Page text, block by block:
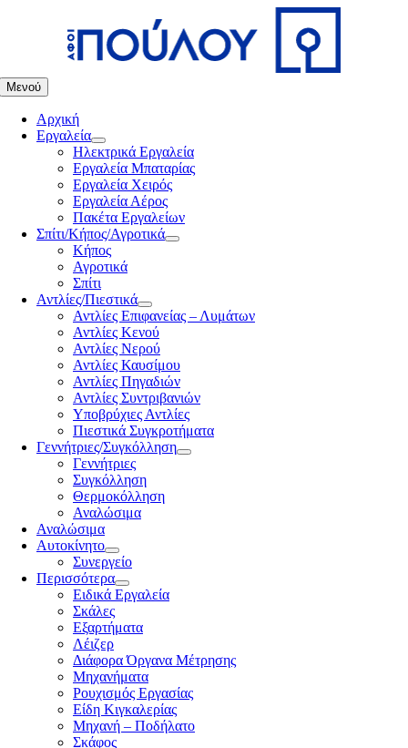
περιεχόμενο
Μενού
Αρχική
Εργαλεία
Ηλεκτρικά Εργαλεία
Εργαλεία Μπαταρίας
Εργαλεία Χειρός
Εργαλεία Αέρος
Πακέτα Εργαλείων
Σπίτι/Κήπος/Αγροτικά
Κήπος
Αγροτικά
Σπίτι
Αντλίες/Πιεστικά
Αντλίες Επιφανείας – Λυμάτων
Αντλίες Κενού
Αντλίες Νερού
Αντλίες Καυσίμου
Αντλίες Πηγαδιών
Αντλίες Συντριβανιών
Υποβρύχιες Αντλίες
Πιεστικά Συγκροτήματα
Γεννήτριες/Συγκόλληση
Γεννήτριες
Συγκόλληση
Θερμοκόλληση
Αναλώσιμα
Αναλώσιμα
Αυτοκίνητο
Συνεργείο
Περισσότερα
Ειδικά Εργαλεία
Σκάλες
Εξαρτήματα
Λέιζερ
Διάφορα Όργανα Μέτρησης
Μηχανήματα
Ρουχισμός Εργασίας
Είδη Κιγκαλερίας
Μηχανή – Ποδήλατο
Σκάφος